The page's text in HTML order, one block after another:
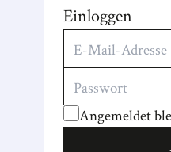
Einloggen
Angemeldet